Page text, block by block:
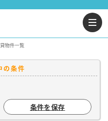
物件一覧
の条件
条件を保存